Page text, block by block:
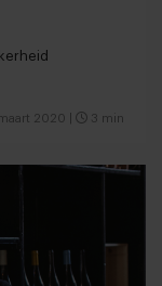
2020 3 min